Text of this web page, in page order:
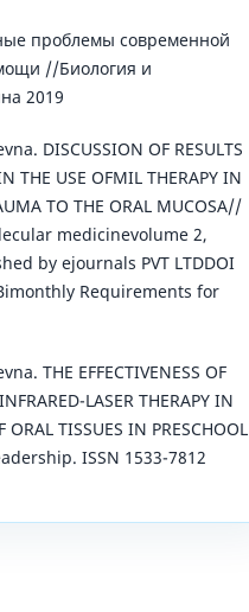
проблемы современной
//Биология и
2019
DISCUSSION OF RESULTS
THE USE OFMIL THERAPY IN
TO THE ORAL MUCOSA//
medicinevolume 2,
by ejournals PVT LTDDOI
Requirements for
THE EFFECTIVENESS OF
LASER THERAPY IN
ORAL TISSUES IN PRESCHOOL
ISSN 1533-7812